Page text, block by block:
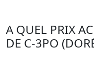
A QUEL PRIX
DE C-3PO